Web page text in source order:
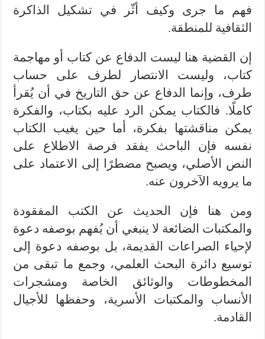
فهم ما جرى وكيف أثّر في تشكيل الذاكرة
الثقافية للمنطقة.
إن القضية هنا ليست الدفاع عن كتاب أو مهاجمة
كتاب، وليست الانتصار لطرف على حساب
طرف، وإنما الدفاع عن حق التاريخ في أن يُقرأ
كاملًا. فالكتاب يمكن الرد عليه بكتاب، والفكرة
يمكن مناقشتها بفكرة، أما حين يغيب الكتاب
نفسه فإن الباحث يفقد فرصة الاطلاع على
النص الأصلي، ويصبح مضطرًا إلى الاعتماد على
ما يرويه الآخرون عنه.
ومن هنا فإن الحديث عن الكتب المفقودة
والمكتبات الضائعة لا ينبغي أن يُفهم بوصفه دعوة
لإحياء الصراعات القديمة، بل بوصفه دعوة إلى
توسيع دائرة البحث العلمي، وجمع ما تبقى من
المخطوطات والوثائق الخاصة ومشجرات
الأنساب والمكتبات الأسرية، وحفظها للأجيال
القادمة.